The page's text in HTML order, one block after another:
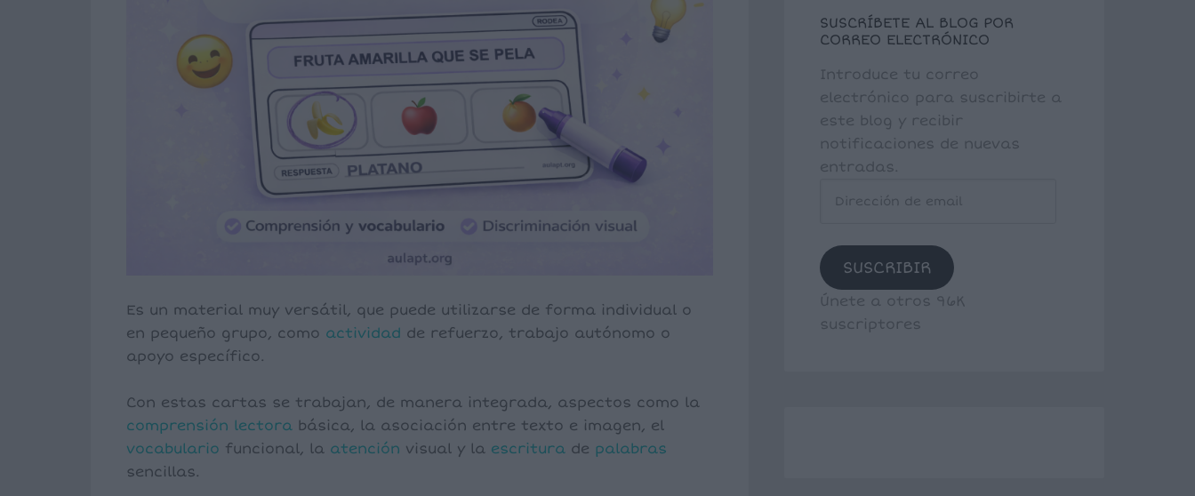
Es un material muy versátil, que puede utilizarse de forma individual o
en pequeño grupo, como actividad de refuerzo, trabajo autónomo o
apoyo específico.
Con estas cartas se trabajan, de manera integrada, aspectos como la
comprensión lectora básica, la asociación entre texto e imagen, el
vocabulario funcional, la atención visual y la escritura de palabras
sencillas.
SUSCRÍBETE AL BLOG POR
CORREO ELECTRÓNICO
Introduce tu correo
electrónico para suscribirte a
este blog y recibir
notificaciones de nuevas
entradas.
SUSCRIBIR
Únete a otros 96K
suscriptores